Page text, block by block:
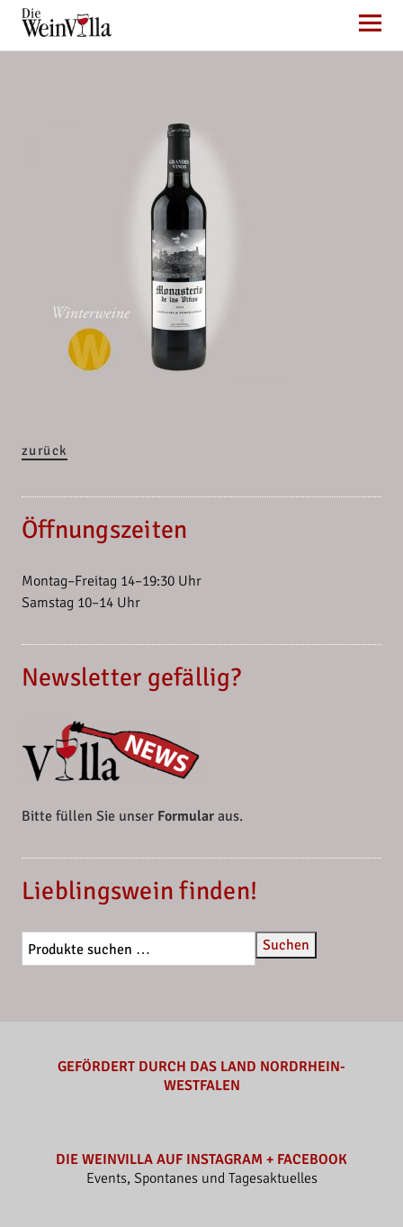
Die WeinVilla Duisburg
zurück
Öffnungszeiten
Montag–Freitag 14–19:30 Uhr
Samstag 10–14 Uhr
Newsletter gefällig?
Bitte füllen Sie unser Formularaus.
Lieblingswein finden!
Suchen
GEFÖRDERT DURCH DAS LAND NORDRHEIN-
WESTFALEN
DIE WEINVILLA AUF INSTAGRAM + FACEBOOK
Events, Spontanes und Tagesaktuelles